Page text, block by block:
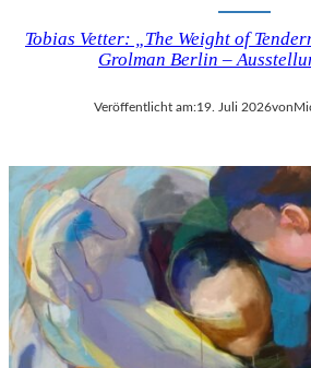
Tobias Vetter: „The Weight of
Grolman Berlin –
Veröffentlicht am:19. Juli 2026von